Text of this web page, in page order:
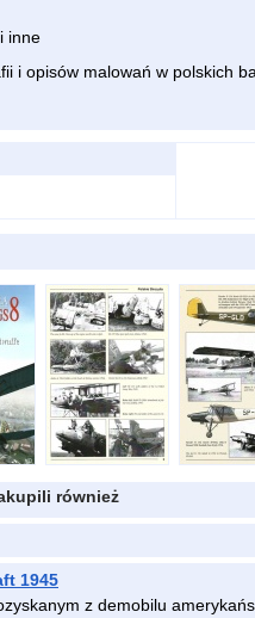
inne
i opisów malowań w polskich
również
1945
z demobilu